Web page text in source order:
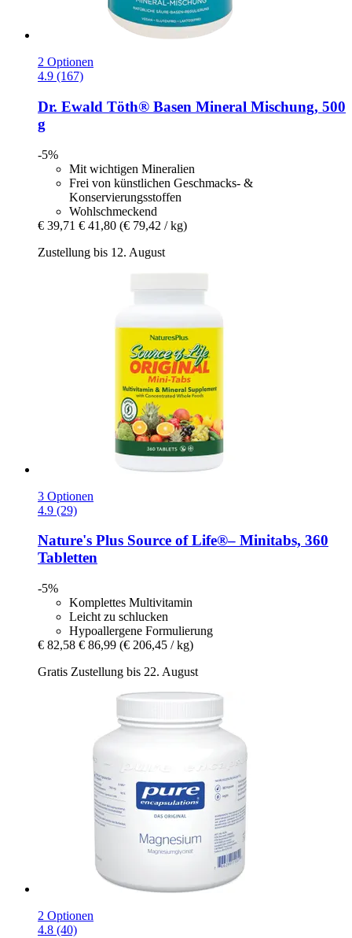
2 Optionen
4.9 (167)
Dr. Ewald Töth® Basen Mineral Mischung, 500
g
-5%
Mit wichtigen Mineralien
Frei von künstlichen Geschmacks- &
Konservierungsstoffen
Wohlschmeckend
€ 39,71 € 41,80 (€ 79,42 / kg)
Zustellung bis 12. August
3 Optionen
4.9 (29)
Nature's Plus Source of Life®– Minitabs, 360
Tabletten
-5%
Komplettes Multivitamin
Leicht zu schlucken
Hypoallergene Formulierung
€ 82,58 € 86,99 (€ 206,45 / kg)
Gratis Zustellung bis 22. August
2 Optionen
4.8 (40)